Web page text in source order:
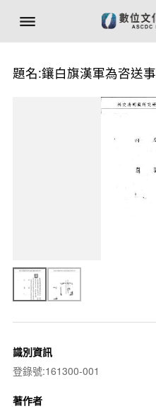
題名:鑲白旗漢軍為咨送事
識別資訊
登錄號:161300-001
著作者